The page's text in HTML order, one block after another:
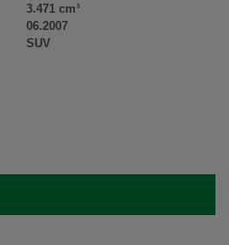
3.471 cm³
06.2007
SUV